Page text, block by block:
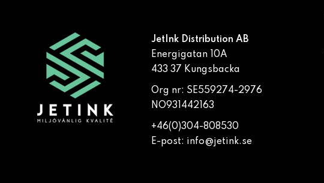
JetInk Distribution AB
Energigatan 10A
433 37 Kungsbacka
Org nr: SE559274-2976
NO931442163
+46(0)304-808530
E-post: info@jetink.se